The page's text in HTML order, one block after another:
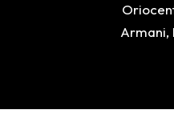
Armani,